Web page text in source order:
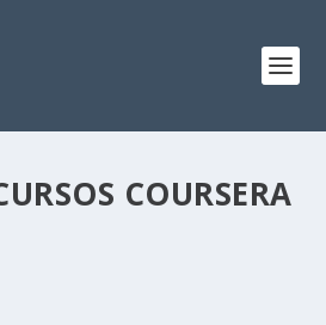
COURSERA